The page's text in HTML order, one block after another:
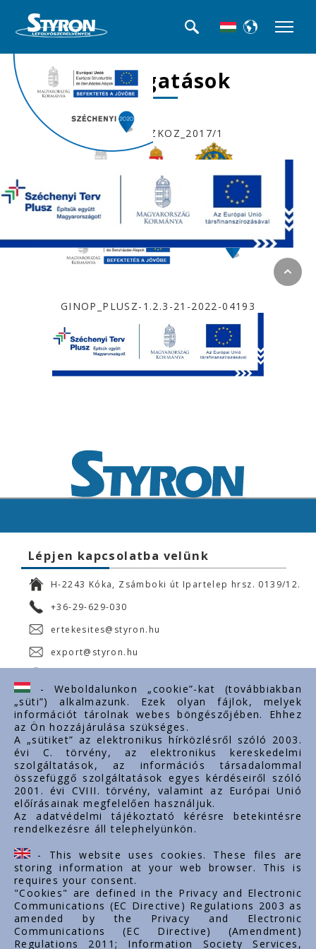
Támogatások
PM_KKVESZKOZ_2017/1
VEKOP-1.2.6-20-2020-00011
GINOP_PLUSZ-1.2.3-21-2022-04193
Lépjen kapcsolatba velünk
H-2243 Kóka, Zsámboki út Ipartelep hrsz. 0139/12.
+36-29-629-030
ertekesites@styron.hu
export@styron.hu
Fontos linkek
Rólunk
Dokumentumok
Kapcsolat
Karrier
Cég adatok
Tárhely adatok
Támogatások
- Weboldalunkon „cookie”-kat (továbbiakban
„süti”) alkalmazunk. Ezek olyan fájlok, melyek
információt tárolnak webes böngészőjében. Ehhez
az Ön hozzájárulása szükséges.
A „sütiket” az elektronikus hírközlésről szóló 2003.
évi C. törvény, az elektronikus kereskedelmi
szolgáltatások, az információs társadalommal
összefüggő szolgáltatások egyes kérdéseiről szóló
2001. évi CVIII. törvény, valamint az Európai Unió
előírásainak megfelelően használjuk.
Az adatvédelmi tájékoztató kérésre betekintésre
rendelkezésre áll telephelyünkön.
- This website uses cookies. These files are
storing information at your web browser. This is
requires your consent.
"Cookies" are defined in the Privacy and Electronic
Communications (EC Directive) Regulations 2003 as
amended by the Privacy and Electronic
Communications (EC Directive) (Amendment)
Regulations 2011; Information Society Services,